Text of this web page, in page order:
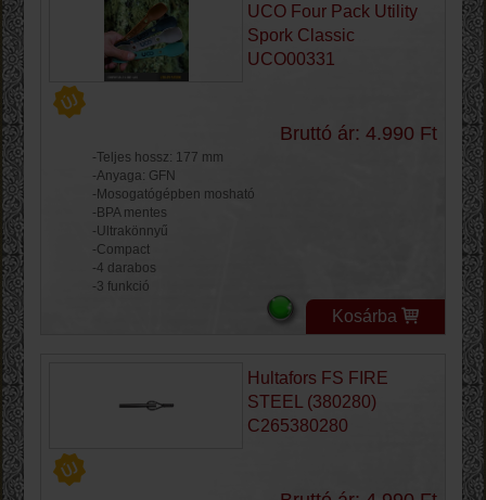
UCO Four Pack Utility
Spork Classic
UCO00331
Bruttó ár: 4.990 Ft
-Teljes hossz: 177 mm
-Anyaga: GFN
-Mosogatógépben mosható
-BPA mentes
-Ultrakönnyű
-Compact
-4 darabos
-3 funkció
Kosárba
Hultafors FS FIRE
STEEL (380280)
C265380280